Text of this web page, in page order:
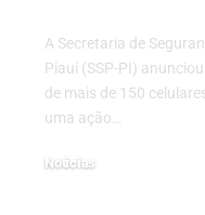
A Secretaria de
Piauí (SSP-PI)
de mais de 150
uma ação…
Noticias